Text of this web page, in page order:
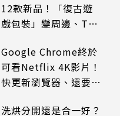
12款新品！「復古遊
戲包裝」變周邊、T恤
Google Chrome終於
可看Netflix 4K影片！
快更新瀏覽器、還要符
洗烘分開還是合一好？